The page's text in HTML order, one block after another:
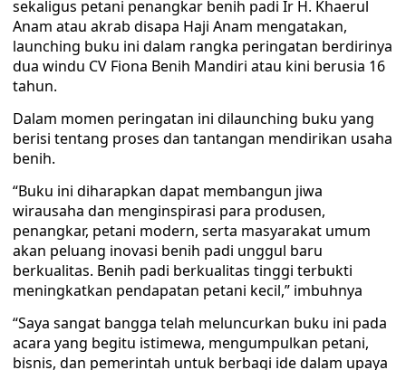
sekaligus petani penangkar benih padi Ir H. Khaerul
Anam atau akrab disapa Haji Anam mengatakan,
launching buku ini dalam rangka peringatan berdirinya
dua windu CV Fiona Benih Mandiri atau kini berusia 16
tahun.
Dalam momen peringatan ini dilaunching buku yang
berisi tentang proses dan tantangan mendirikan usaha
benih.
“Buku ini diharapkan dapat membangun jiwa
wirausaha dan menginspirasi para produsen,
penangkar, petani modern, serta masyarakat umum
akan peluang inovasi benih padi unggul baru
berkualitas. Benih padi berkualitas tinggi terbukti
meningkatkan pendapatan petani kecil,” imbuhnya
“Saya sangat bangga telah meluncurkan buku ini pada
acara yang begitu istimewa, mengumpulkan petani,
bisnis, dan pemerintah untuk berbagi ide dalam upaya